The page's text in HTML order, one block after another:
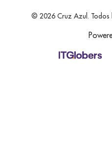
© 2026 Cruz Azul. Todos